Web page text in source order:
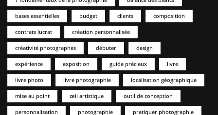
bases essentielles budget clients composition
contrats lucrat création personnalisée
créativité photographes débuter design
expérience exposition guide précieux livre
livre photo livre photographie localisation géographique
mise au point œil artistique outil de conception
personnalisation photographie pratiquer photographie